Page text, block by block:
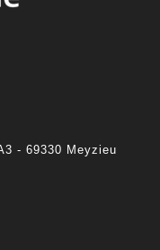
- 69330 Meyzieu